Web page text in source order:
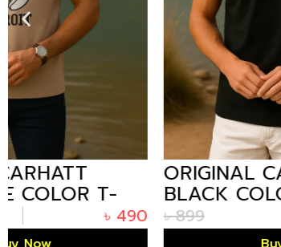
ORIGINAL CARHATT
BLACK COLOR T-SHIRT IN
BANGLADESH